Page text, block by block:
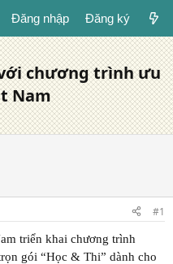
Đăng nhập Đăng ký
chương trình ưu
Nam
#1
triển khai chương trình
gói “Học & Thi” dành cho